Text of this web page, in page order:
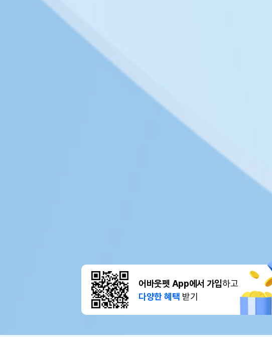
어바웃펫 App에서 가입하고
다양한 혜택 받기